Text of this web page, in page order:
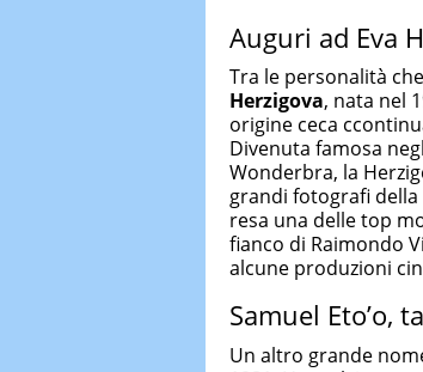
Auguri ad Eva
Tra le personalità
Herzigova, nata nel
origine ceca
Divenuta famosa
Wonderbra, la
grandi fotografi della
resa una delle top
fianco di Raimondo
alcune produzioni
Samuel Eto’o,
Un altro grande